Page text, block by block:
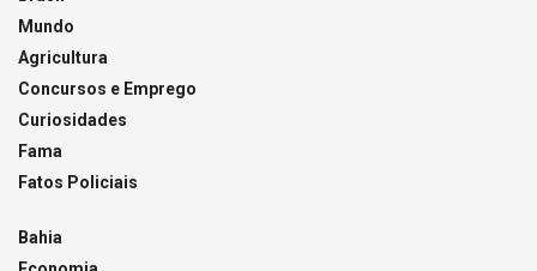
Mundo
Agricultura
Concursos e Emprego
Curiosidades
Fama
Fatos Policiais
Bahia